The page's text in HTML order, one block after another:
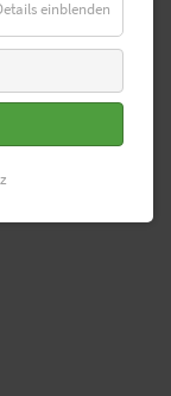
einblenden